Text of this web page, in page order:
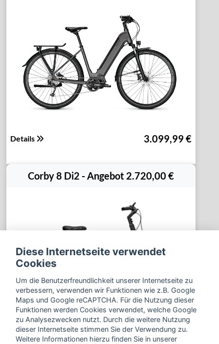
Details 3.099,99 €
Corby 8 Di2 - Angebot 2.720,00 €
Diese Internetseite verwendet
Cookies
Um die Benutzerfreundlichkeit unserer Internetseite zu
verbessern, verwenden wir Funktionen wie z.B. Google
Maps und Google reCAPTCHA. Für die Nutzung dieser
Funktionen werden Cookies verwendet, welche Google
zu Analysezwecken nutzt. Durch die weitere Nutzung
dieser Internetseite stimmen Sie der Verwendung zu.
Weitere Informationen hierzu finden Sie in unserer